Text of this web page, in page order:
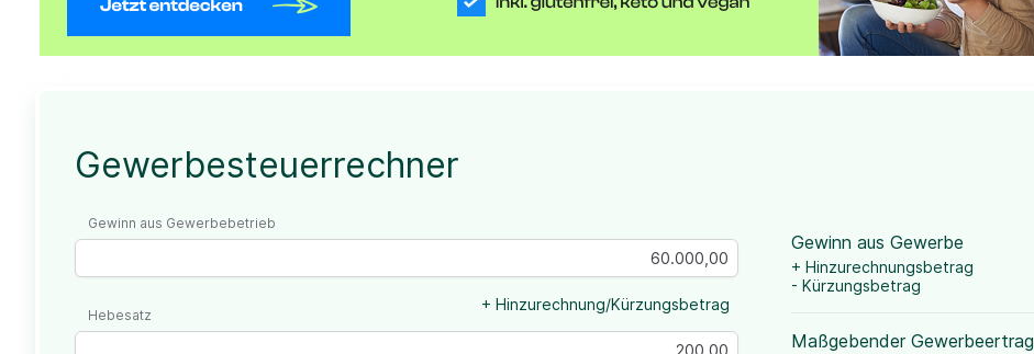
Gewerbesteuerrechner
Gewinn aus Gewerbebetrieb
+ Hinzurechnung/Kürzungsbetrag
Hebesatz
Gewinn aus Gewerbe
+ Hinzurechnungsbetrag
- Kürzungsbetrag
Maßgebender Gewerbeertrag